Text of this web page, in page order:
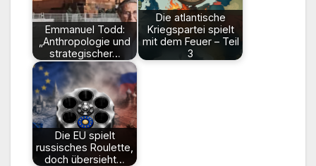
Emmanuel Todd:
„Anthropologie und
strategischer…
Die atlantische
Kriegspartei spielt
mit dem Feuer – Teil
3
Die EU spielt
russisches Roulette,
doch übersieht…